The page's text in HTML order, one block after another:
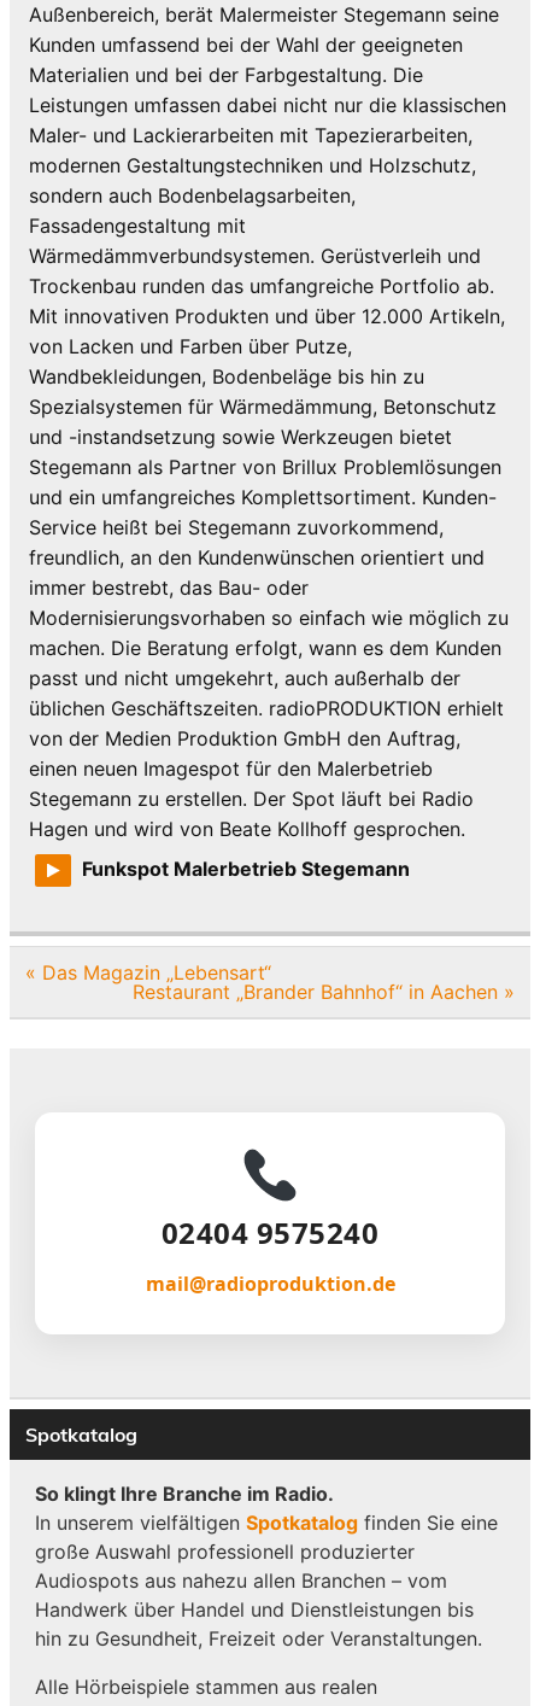
Außenbereich, berät Malermeister Stegemann seine
Kunden umfassend bei der Wahl der geeigneten
Materialien und bei der Farbgestaltung. Die
Leistungen umfassen dabei nicht nur die klassischen
Maler- und Lackierarbeiten mit Tapezierarbeiten,
modernen Gestaltungstechniken und Holzschutz,
sondern auch Bodenbelagsarbeiten,
Fassadengestaltung mit
Wärmedämmverbundsystemen. Gerüstverleih und
Trockenbau runden das umfangreiche Portfolio ab.
Mit innovativen Produkten und über 12.000 Artikeln,
von Lacken und Farben über Putze,
Wandbekleidungen, Bodenbeläge bis hin zu
Spezialsystemen für Wärmedämmung, Betonschutz
und -instandsetzung sowie Werkzeugen bietet
Stegemann als Partner von Brillux Problemlösungen
und ein umfangreiches Komplettsortiment. Kunden-
Service heißt bei Stegemann zuvorkommend,
freundlich, an den Kundenwünschen orientiert und
immer bestrebt, das Bau- oder
Modernisierungsvorhaben so einfach wie möglich zu
machen. Die Beratung erfolgt, wann es dem Kunden
passt und nicht umgekehrt, auch außerhalb der
üblichen Geschäftszeiten. radioPRODUKTION erhielt
von der Medien Produktion GmbH den Auftrag,
einen neuen Imagespot für den Malerbetrieb
Stegemann zu erstellen. Der Spot läuft bei Radio
Hagen und wird von Beate Kollhoff gesprochen.
Funkspot Malerbetrieb Stegemann
Beitragsnavigation
« Das Magazin „Lebensart“
Restaurant „Brander Bahnhof“ in Aachen »
02404 9575240
mail@radioproduktion.de
Spotkatalog
So klingt Ihre Branche im Radio.
In unserem vielfältigen Spotkatalogfinden Sie eine
große Auswahl professionell produzierter
Audiospots aus nahezu allen Branchen – vom
Handwerk über Handel und Dienstleistungen bis
hin zu Gesundheit, Freizeit oder Veranstaltungen.
Alle Hörbeispiele stammen aus realen